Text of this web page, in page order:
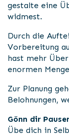
gestalte eine
widmest.
Durch die
Vorbereitung
hast mehr
enormen
Zur Planung
Belohnungen,
Gönn dir
Übe dich in